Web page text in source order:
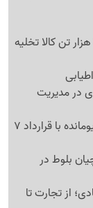
رشد فعالیت‌های تجاری در قشم؛ بندر کاوه 22 هزار تن کالا تخلیه
در مدیریت
کهکشانی‌ها شکار بزرگ خود را معرفی کردند؛ دیومانده با قرارداد 7
بلوط در
از تجارت تا